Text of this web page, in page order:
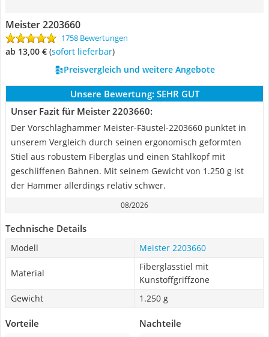
Meister 2203660
1758 Bewertungen
ab 13,00 € ( Sofort lieferbar)
Preisvergleich und weitere Angebote
Unsere Bewertung: SEHR GUT
Unser Fazit für Meister 2203660:
Der Vorschlaghammer Meister-Fäustel-2203660 punktet in
unserem Vergleich durch seinen ergonomisch geformten
Stiel aus robustem Fiberglas und einen Stahlkopf mit
geschliffenen Bahnen. Mit seinem Gewicht von 1.250 g ist
der Hammer allerdings relativ schwer.
08/2026
Technische Details
Modell Meister 2203660
Material
Fiberglasstiel mit
Kunstoffgriffzone
Gewicht
1.250 g
Vorteile Nachteile